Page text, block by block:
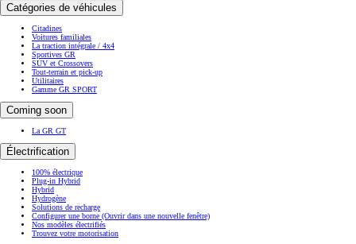
Catégories de véhicules
Citadines
Voitures familiales
La traction intégrale / 4x4
Sportives GR
SUV et Crossovers
Tout-terrain et pick-up
Utilitaires
Gamme GR SPORT
Coming soon
La GR GT
Électrification
100% électrique
Plug-in Hybrid
Hybrid
Hydrogène
Solutions de recharge
Configurer une borne (Ouvrir dans une nouvelle fenêtre)
Nos modèles électrifiés
Trouvez votre motorisation